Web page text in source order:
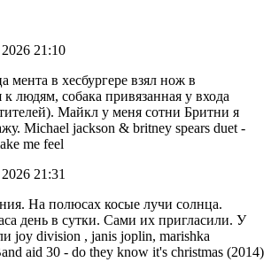
21:10
мента в хесбургере взял нож в
к людям, собака привязанная у входа
Майкл у меня сотни Бритни я
Michael jackson & britney spears duet -
me feel
21:31
На полюсах косые лучи солнца.
день в сутки. Сами их пригласили. У
joy division , janis joplin, marishka
aid 30 - do they know it's christmas (2014)